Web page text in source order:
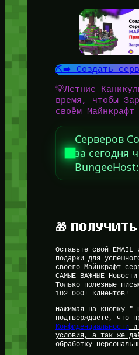
⛏️➡️ Создать
💡Летние
время, чтобы
своём Майнкрафт
Серверов
за сегодня
BungeeHost:
🎁
Оставьте свой EMAIL
подарки для
своего Майнкрафт
САМЫЕ ВАЖНЫЕ
Только полезные
102 000+ Клиентов!
Нажимая на кнопку "
подтверждаете, что
Конфиденциальностии
условия, а так же
обработку